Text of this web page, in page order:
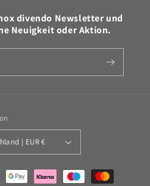
divendo Newsletter und
Neuigkeit oder Aktion.
Deutschland | EUR €